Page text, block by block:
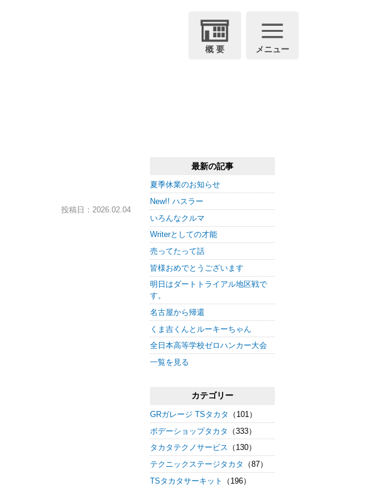
概 要 メニュー
投稿日：2026.02.04
最新の記事
夏季休業のお知らせ
New!! ハスラー
いろんなクルマ
Writerとしての才能
売ってたって話
皆様おめでとうございます
明日はダートトライアル地区戦で
す。
名古屋から帰還
くま吉くんとルーキーちゃん
全日本高等学校ゼロハンカー大会
一覧を見る
カテゴリー
GRガレージ TSタカタ
（101）
ボデーショップタカタ
（333）
タカタテクノサービス （130）
テクニックステージタカタ
（87）
TSタカタサーキット
（196）